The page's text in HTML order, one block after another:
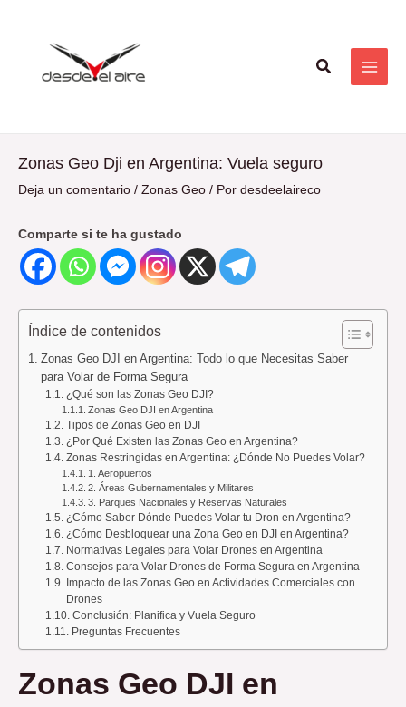
Buscar
Zonas Geo Dji en Argentina: Vuela seguro
Deja un comentario / Zonas Geo / Por desdeelaireco
Comparte si te ha gustado
Índice de contenidos
Zonas Geo DJI en Argentina: Todo lo que Necesitas Saber
para Volar de Forma Segura
¿Qué son las Zonas Geo DJI?
Zonas Geo DJI en Argentina
Tipos de Zonas Geo en DJI
¿Por Qué Existen las Zonas Geo en Argentina?
Zonas Restringidas en Argentina: ¿Dónde No Puedes Volar?
1. Aeropuertos
2. Áreas Gubernamentales y Militares
3. Parques Nacionales y Reservas Naturales
¿Cómo Saber Dónde Puedes Volar tu Dron en Argentina?
¿Cómo Desbloquear una Zona Geo en DJI en Argentina?
Normativas Legales para Volar Drones en Argentina
Consejos para Volar Drones de Forma Segura en Argentina
Impacto de las Zonas Geo en Actividades Comerciales con
Drones
Conclusión: Planifica y Vuela Seguro
Preguntas Frecuentes
Zonas Geo DJI en
entradas